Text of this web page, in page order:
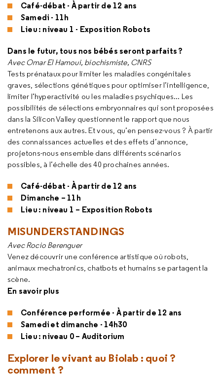
Café-débat - À partir de 12 ans
Samedi - 11h
Lieu : niveau 1 - Exposition Robots
Dans le futur, tous nos bébés seront parfaits ?
Avec Omar El Hamoui, biochismiste, CNRS
Tests prénataux pour limiter les maladies congénitales
graves, sélections génétiques pour optimiser l’intelligence,
limiter l’hyperactivité ou les maladies psychiques... Les
possibilités de sélections embryonnaires qui sont proposées
dans la Silicon Valley questionnent le rapport que nous
entretenons aux autres. Et vous, qu’en pensez-vous ? À partir
des connaissances actuelles et des effets d’annonce,
projetons-nous ensemble dans différents scénarios
possibles, à l’échelle des 40 prochaines années.
Café-débat - À partir de 12 ans
Dimanche – 11h
Lieu : niveau 1 – Exposition Robots
MISUNDERSTANDINGS
Avec Rocio Berenguer
Venez découvrir une conférence artistique où robots,
animaux mechatronics, chatbots et humains se partagent la
scène.
En savoir plus
Conférence performée - À partir de 12 ans
Samedi et dimanche - 14h30
Lieu : niveau 0 – Auditorium
Explorer le vivant au Biolab : quoi ?
comment ?